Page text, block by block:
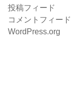
投稿フィード
コメントフィード
WordPress.org